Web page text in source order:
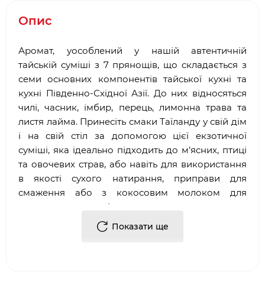
Опис
Аромат, уособлений у нашій автентичній
тайській суміші з 7 прянощів, що складається з
семи основних компонентів тайської кухні та
кухні Південно-Східної Азії. До них відносяться
чилі, часник, імбир, перець, лимонна трава та
листя лайма. Принесіть смаки Таїланду у свій дім
і на свій стіл за допомогою цієї екзотичної
суміші, яка ідеально підходить до м’ясних, птиці
та овочевих страв, або навіть для використання
в якості сухого натирання, приправи для
смаження або з кокосовим молоком для
приготування каррі.
Морська сіль, часник, перець чилі, імбир,
Показати ще